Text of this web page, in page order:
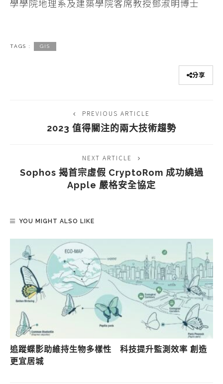
學學院地理系及建築學院客席教授鄧淑明博士
TAGS : GIS
分享
PREVIOUS ARTICLE
2023 值得關注的兩大技術趨勢
NEXT ARTICLE
Sophos 揭首宗虛假 CryptoRom 成功繞過
Apple 嚴格安全協定
YOU MIGHT ALSO LIKE
追蹤蝶影助維持生物多樣性 科技提升監測效率 創造
更宜居城